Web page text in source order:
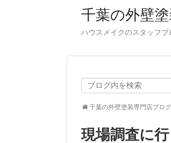
千葉の外壁
ハウスメイクのスタッフブ
千葉の外壁塗装専門店ブログ
現場調査に